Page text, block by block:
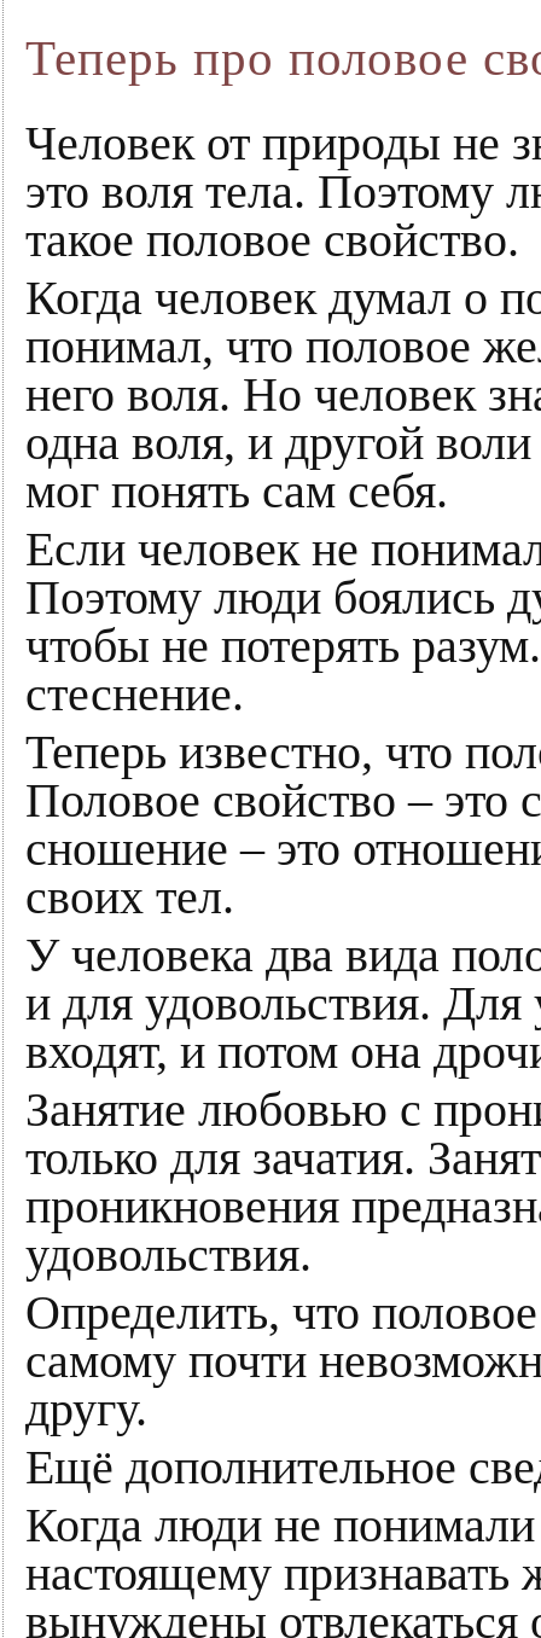
Теперь про половое
Человек от природы не
это воля тела. Поэтому
такое половое свойство.
Когда человек думал о
понимал, что половое
него воля. Но человек
одна воля, и другой
мог понять сам себя.
Если человек не
Поэтому люди боялись
чтобы не потерять
стеснение.
Теперь известно, что
Половое свойство – это
сношение – это
своих тел.
У человека два вида
и для удовольствия.
входят, и потом она
Занятие любовью с
только для зачатия.
проникновения
удовольствия.
Определить, что
самому почти
другу.
Ещё дополнительное
Когда люди не
настоящему
вынуждены отвлекаться